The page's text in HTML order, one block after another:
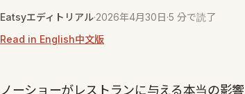
Eatsyエディトリアル·2026年4月30日·5 分で読了
Read in English中文版
ノーショーがレストランに与える本当の影響